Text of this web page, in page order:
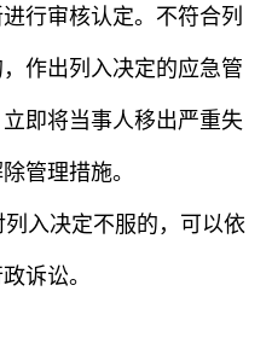
行审核认定。不符合列
作出列入决定的应急管
即将当事人移出严重失
管理措施。
入决定不服的，可以依
诉讼。